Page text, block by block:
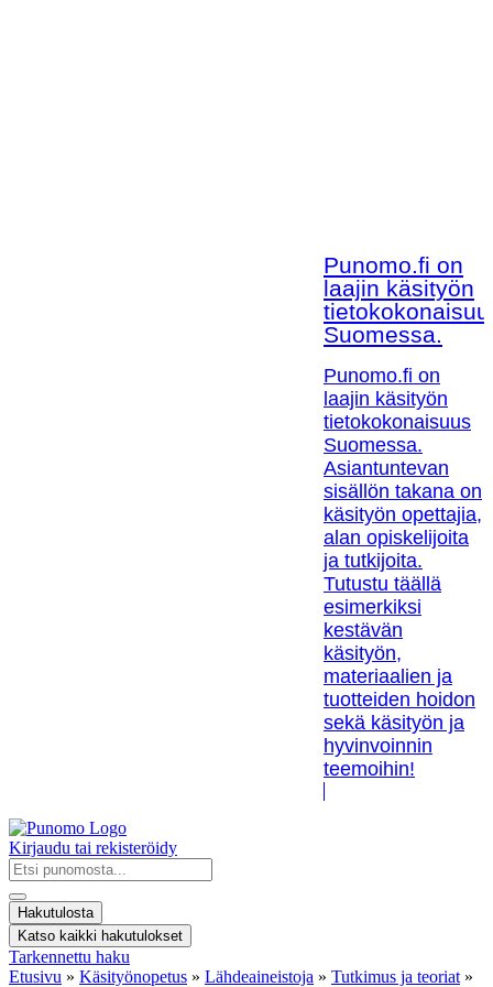
Punomo.fi on
laajin käsityön
Suomessa.
Punomo.fi on
laajin käsityön
tietokokonaisuus
Suomessa.
Asiantuntevan
sisällön takana on
käsityön opettajia,
alan opiskelijoita
ja tutkijoita.
Tutustu täällä
esimerkiksi
kestävän
käsityön,
materiaalien ja
tuotteiden hoidon
sekä käsityön ja
hyvinvoinnin
teemoihin!
Kirjaudu tai rekisteröidy
Search
...
Hakutulosta
Katso kaikki hakutulokset
Tarkennettu haku
Etusivu » Käsityönopetus » Lähdeaineistoja » Tutkimus ja teoriat »